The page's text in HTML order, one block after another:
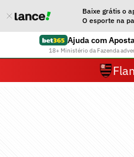
Baixe grátis o
O esporte na
Ajuda com
18+ Ministério da Fazenda